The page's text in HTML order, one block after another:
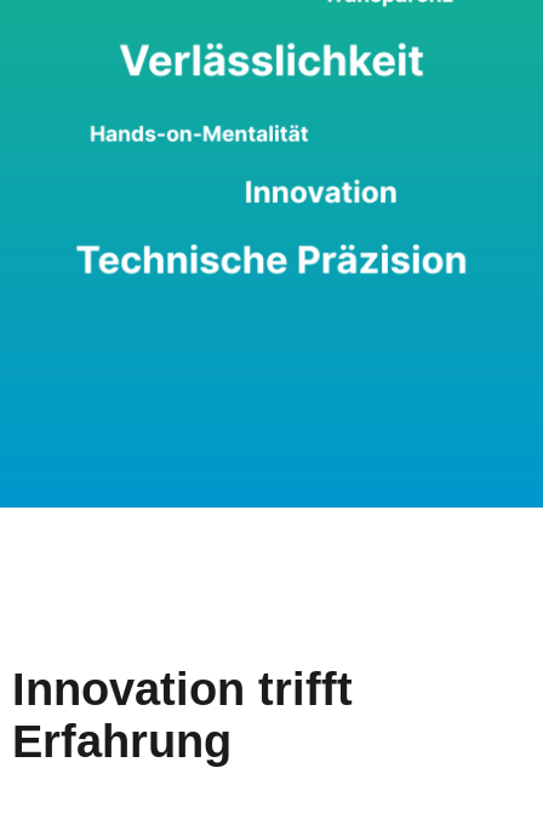
Innovation trifft
Erfahrung